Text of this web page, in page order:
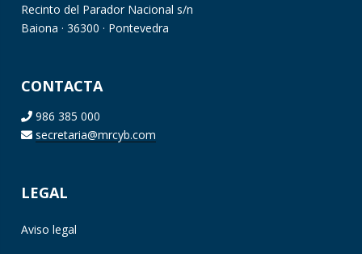
Recinto del Parador Nacional s/n
Baiona · 36300 · Pontevedra
CONTACTA
986 385 000
secretaria@mrcyb.com
LEGAL
Aviso legal